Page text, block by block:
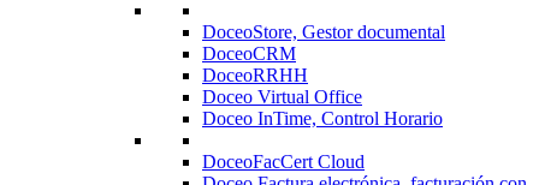
DoceoStore, Gestor documental
DoceoCRM
DoceoRRHH
Doceo Virtual Office
Doceo InTime, Control Horario
DoceoFacCert Cloud